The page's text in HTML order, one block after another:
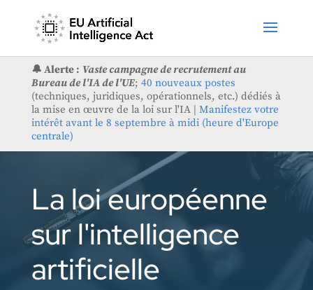
🔔 Alerte : Vaste campagne de recrutement au
Bureau de l'IA de l'UE; 40 nouveaux postes
(techniques, juridiques, opérationnels, etc.) dédiés à
la mise en œuvre de la loi sur l'IA | Manifestez votre
intérêt avant le 8 septembre à midi (heure d'Europe
centrale)
La loi européenne
sur l'intelligence
artificielle